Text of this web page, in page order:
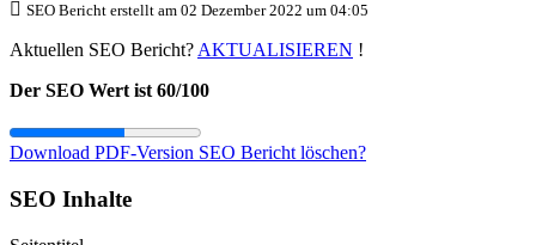
SEO Bericht erstellt am 02 Dezember 2022 um 04:05
Aktuellen SEO Bericht? AKTUALISIEREN !
Der SEO Wert ist 60/100
Download PDF-Version SEO Bericht löschen?
SEO Inhalte